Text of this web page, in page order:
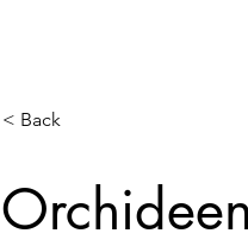
< Back